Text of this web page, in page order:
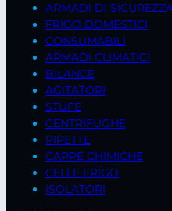
ARMADI DI
FRIGO DOMESTICI
CONSUMABILI
ARMADI CLIMATICI
BILANCE
AGITATORI
STUFE
CENTRIFUGHE
PIPETTE
CAPPE CHIMICHE
CELLE FRIGO
ISOLATORI